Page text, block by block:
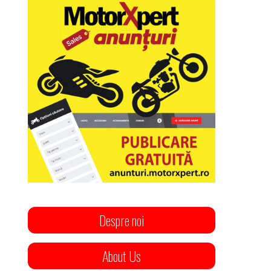
Despre noi
About Us